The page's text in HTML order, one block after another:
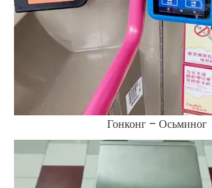
Гонконг – Осьминог